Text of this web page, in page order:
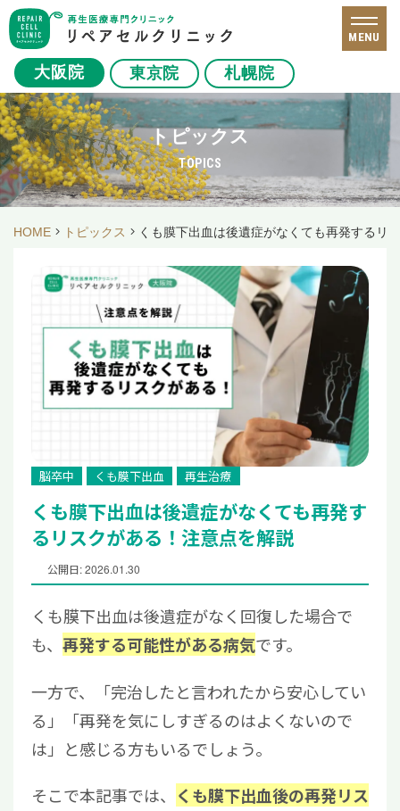
大阪院 東京院 札幌院
MENU
トピックス
TOPICS
HOME トピックス くも膜下出血は後遺症がなくても再発するリ
脳卒中 くも膜下出血 再生治療
くも膜下出血は後遺症がなくても再発す
るリスクがある！注意点を解説
公開日: 2026.01.30
くも膜下出血は後遺症がなく回復した場合で
も、 再発する可能性がある病気です。
一方で、「完治したと言われたから安心してい
る」「再発を気にしすぎるのはよくないので
は」と感じる方もいるでしょう。
そこで本記事では、
くも膜下出血後の再発リス